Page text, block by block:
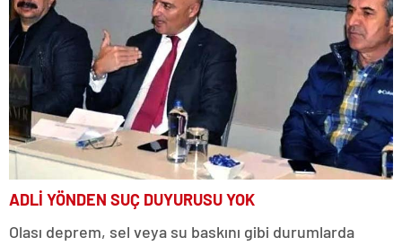
ADLİ YÖNDEN SUÇ DUYURUSU YOK
Olası deprem, sel veya su baskını gibi durumlarda